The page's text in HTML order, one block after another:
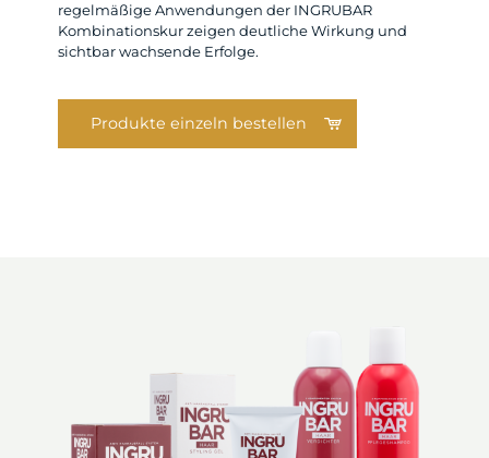
regelmäßige Anwendungen der INGRUBAR
Kombinationskur zeigen deutliche Wirkung und
sichtbar wachsende Erfolge.
Produkte einzeln bestellen